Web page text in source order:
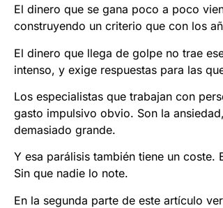
El dinero que se gana poco a poco
construyendo un criterio que con los
El dinero que llega de golpe no trae
intenso, y exige respuestas para las
Los especialistas que trabajan con
gasto impulsivo obvio. Son la
demasiado grande.
Y esa parálisis también tiene un coste.
Sin que nadie lo note.
En la segunda parte de este artículo